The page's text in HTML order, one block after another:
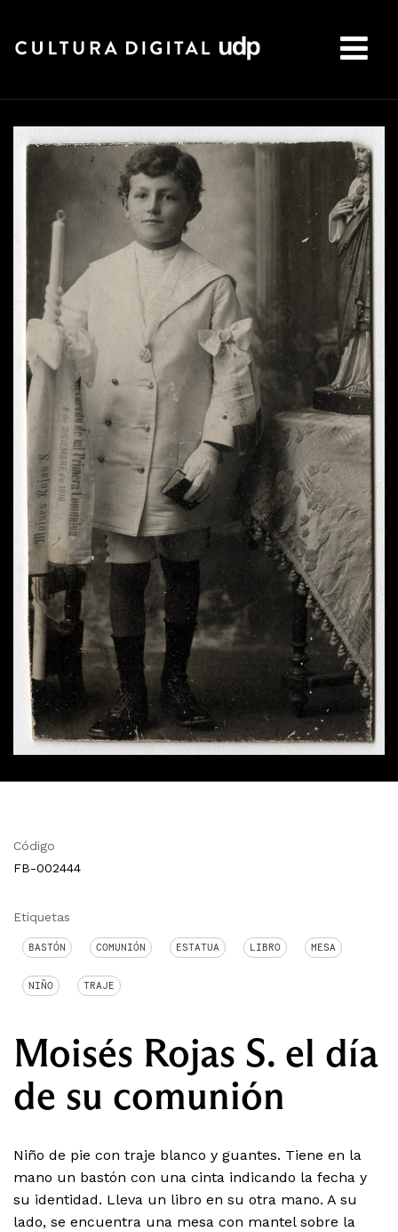
Código
FB-002444
Etiquetas
BASTÓN COMUNIÓN ESTATUA LIBRO MESA
NIÑO TRAJE
Moisés Rojas S. el día
de su comunión
Niño de pie con traje blanco y guantes. Tiene en la
mano un bastón con una cinta indicando la fecha y
su identidad. Lleva un libro en su otra mano. A su
lado, se encuentra una mesa con mantel sobre la